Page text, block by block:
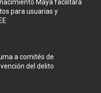
Maya facilitará
para usuarias y
a comités de
del delito